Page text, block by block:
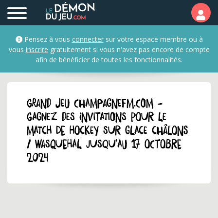
Pensez à vous connectersur votre espace membre ou à
vous inscrire gratuitement si vous n'avez pas encore de compte
afin de bénéficier de toutes les fonctionnalités.
GRAND JEU champagnefm.com -
Gagnez des invitations pour le
match de hockey sur glace Châlons
/ Wasquehal jusqu'au 17 octobre
2024